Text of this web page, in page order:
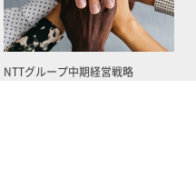
NTTグループ中期経営戦略